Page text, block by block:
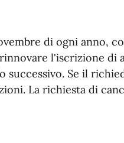
di ogni anno,
l'iscrizione di
successivo. Se il
La richiesta di